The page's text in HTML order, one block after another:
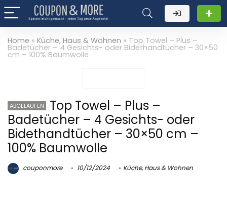
Home » Küche, Haus & Wohnen » Top Towel – Plus –
Badetücher – 4 Gesichts- oder Bidethandtücher – 30×50
cm – 100% Baumwolle
ABGELAUFEN
Top Towel – Plus –
Badetücher – 4 Gesichts- oder
Bidethandtücher – 30×50 cm –
100% Baumwolle
couponmore 10/12/2024 Küche, Haus & Wohnen